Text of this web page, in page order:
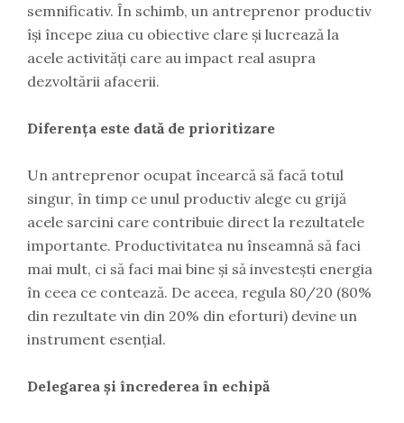
semnificativ. În schimb, un antreprenor productiv
își începe ziua cu obiective clare și lucrează la
acele activități care au impact real asupra
dezvoltării afacerii.
Diferența este dată de prioritizare
Un antreprenor ocupat încearcă să facă totul
singur, în timp ce unul productiv alege cu grijă
acele sarcini care contribuie direct la rezultatele
importante. Productivitatea nu înseamnă să faci
mai mult, ci să faci mai bine și să investești energia
în ceea ce contează. De aceea, regula 80/20 (80%
din rezultate vin din 20% din eforturi) devine un
instrument esențial.
Delegarea și încrederea în echipă